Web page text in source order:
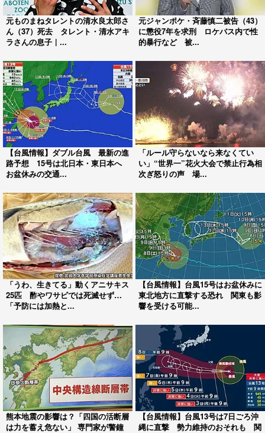
元ものまねタレントの清水良太郎さ
ん（37）死去 タレント・清水アキ
ラさんの息子｜...
元ジャンポケ・斉藤慎二被告（43）
に懲役7年を求刑 ロケバス内で性
的暴行など 被...
【台風情報】ダブル台風 最新の進
路予想 15号は北日本・東日本へ
お盆休みの交通...
「ルール守らないなら来なくてい
い」“世界一”花火大会で禁止行為相
次ぎ怒りの声 場...
「うわ、生きてる」動くアニサキス
25匹 酢やワサビでは死滅せず…
「予防には加熱と...
【台風情報】台風15号はお盆休みに
東北地方に直撃する恐れ 関東も影
響を受ける可能...
熊本地震の影響は？「四国の活断層
は力を蓄え危ない」 専門家が警鐘
【台風情報】台風13号は7日ごろ沖
縄に直撃 勢力維持のおそれも 関